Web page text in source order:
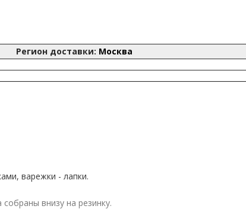
Регион доставки: Москва
варежки - лапки.
внизу на резинку.